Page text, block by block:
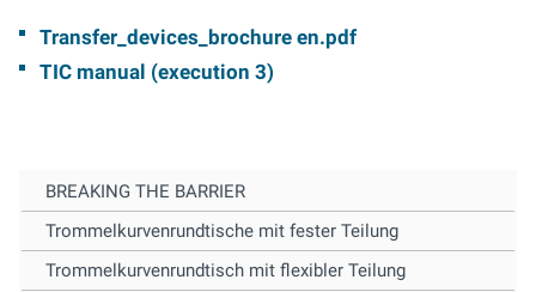
Transfer_devices_brochure en.pdf
TIC manual (execution 3)
BREAKING THE BARRIER
Trommelkurvenrundtische mit fester Teilung
Trommelkurvenrundtisch mit flexibler Teilung